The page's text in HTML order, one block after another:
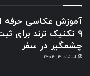
آموزش عکاسی حرفه
9 تکنیک ترند
چشمگیر در سفر
اسفند 4, 1404